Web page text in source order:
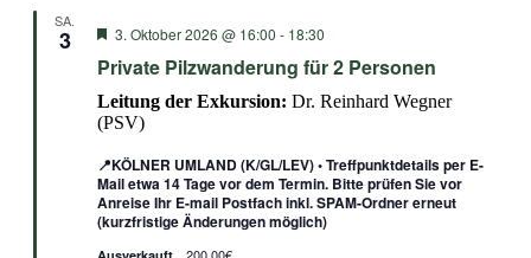
SA.
3 Empfohlen
3. Oktober 2026 @ 16:00 - 18:30
Private Pilzwanderung für 2 Personen
Leitung der Exkursion: Dr. Reinhard Wegner
(PSV)
📍KÖLNER UMLAND (K/GL/LEV) • Treffpunktdetails per E-
Mail etwa 14 Tage vor dem Termin. Bitte prüfen Sie vor
Anreise Ihr E-mail Postfach inkl. SPAM-Ordner erneut
(kurzfristige Änderungen möglich)